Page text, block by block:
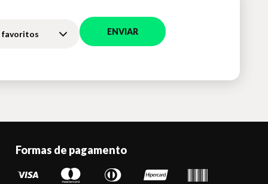
favoritos ENVIAR
Formas de pagamento